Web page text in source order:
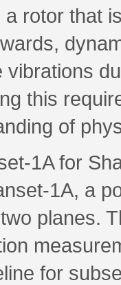
rotor that
this
of
1A for
1A, a
planes.
for